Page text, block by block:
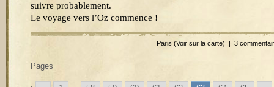
suivre probablement.
Le voyage vers l’Oz commence !
Paris (Voir sur la carte) | 3
Pages